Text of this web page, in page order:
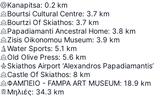
Kanapitsa: 0.2 km
Bourtsi Cultural Centre: 3.7 km
Bourtzi Of Skiathos: 3.7 km
Papadiamanti Ancestral Home: 3.8 km
Zisis Oikonomou Museum: 3.9 km
Water Sports: 5.1 km
Old Olive Press: 5.6 km
Skiathos Airport ‘Alexandros Papadiamantis’
Castle Of Skiathos: 8 km
ΦΑΜΠΕΙΟ - FAMPA ART MUSEUM: 18.9 km
Μηλιές: 34.3 km